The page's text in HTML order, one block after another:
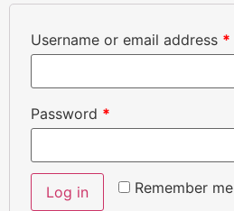
Username or email address *
Password *
Remember me
Log in